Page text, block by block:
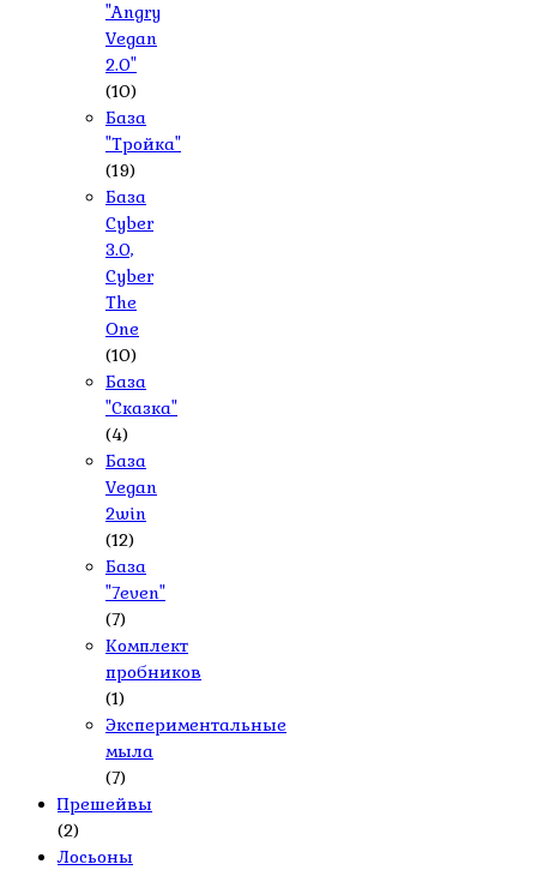
"Angry
Vegan
2.0"
(10)
База
"Тройка"
(19)
База
Cyber
3.0,
Cyber
The
One
(10)
База
"Сказка"
(4)
База
Vegan
2win
(12)
База
"7even"
(7)
Комплект
пробников
(1)
Экспериментальные
мыла
(7)
Прешейвы
(2)
Лосьоны